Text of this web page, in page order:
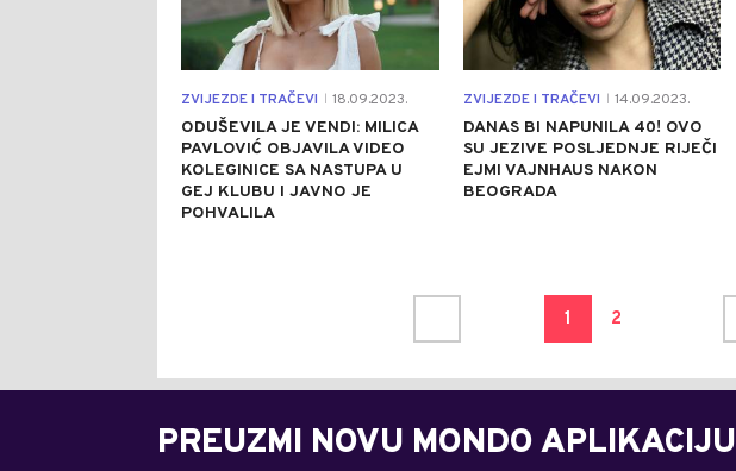
ZVIJEZDE I TRAČEVI 18.09.2023.
ODUŠEVILA JE VENDI: MILICA
PAVLOVIĆ OBJAVILA VIDEO
KOLEGINICE SA NASTUPA U
GEJ KLUBU I JAVNO JE
POHVALILA
ZVIJEZDE I TRAČEVI 14.09.2023.
DANAS BI NAPUNILA 40! OVO
SU JEZIVE POSLJEDNJE RIJEČI
EJMI VAJNHAUS NAKON
BEOGRADA
1 2
PREUZMI NOVU MONDO APLIKACIJU